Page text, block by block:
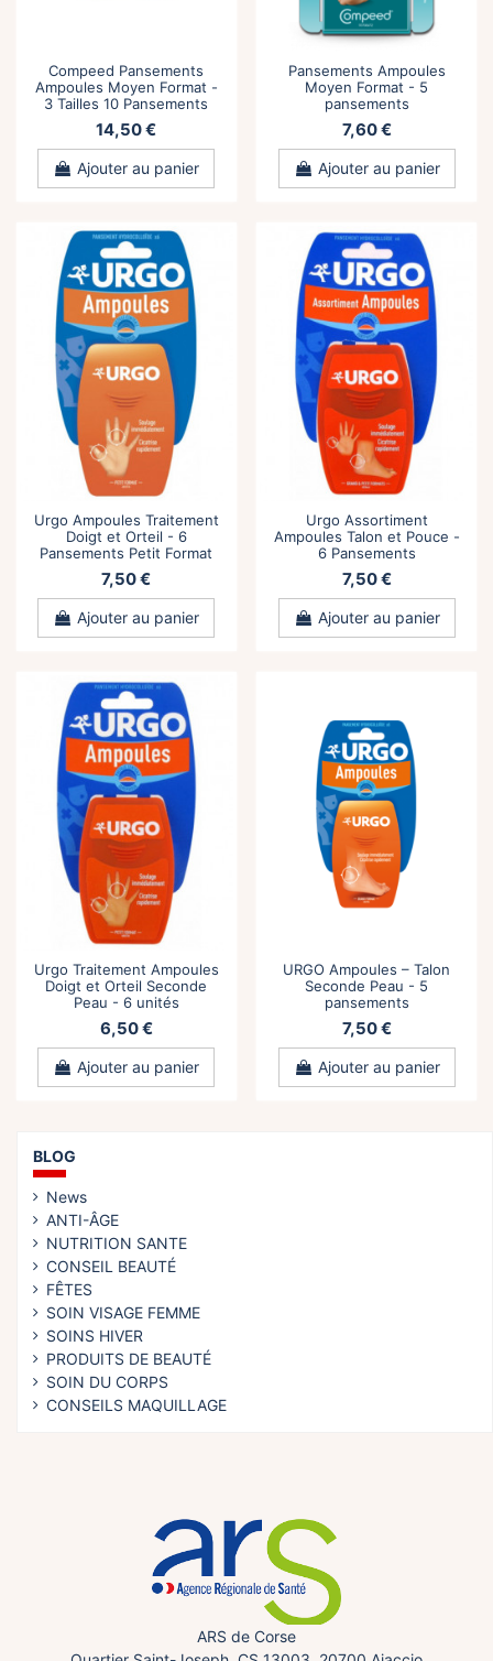
Compeed Pansements
Ampoules Moyen Format -
3 Tailles 10 Pansements
14,50 €
Ajouter au panier
Pansements Ampoules
Moyen Format - 5
pansements
7,60 €
Ajouter au panier
Urgo Ampoules Traitement
Doigt et Orteil - 6
Pansements Petit Format
7,50 €
Ajouter au panier
Urgo Assortiment
Ampoules Talon et Pouce -
6 Pansements
7,50 €
Ajouter au panier
Urgo Traitement Ampoules
Doigt et Orteil Seconde
Peau - 6 unités
6,50 €
Ajouter au panier
URGO Ampoules – Talon
Seconde Peau - 5
pansements
7,50 €
Ajouter au panier
BLOG
News
ANTI-ÂGE
NUTRITION SANTE
CONSEIL BEAUTÉ
FÊTES
SOIN VISAGE FEMME
SOINS HIVER
PRODUITS DE BEAUTÉ
SOIN DU CORPS
CONSEILS MAQUILLAGE
ARS de Corse